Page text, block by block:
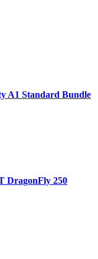
A1 Standard Bundle
DragonFly 250